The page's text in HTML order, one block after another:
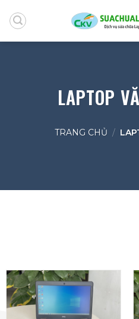
content
LAPTOP
TRANG CHỦ /